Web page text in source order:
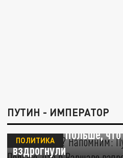
ПУТИН - ИМПЕРАТОР
Подзабыли? Напомним:
улыбнулся Польше,
вздрогнули
ПОЛИТИКА